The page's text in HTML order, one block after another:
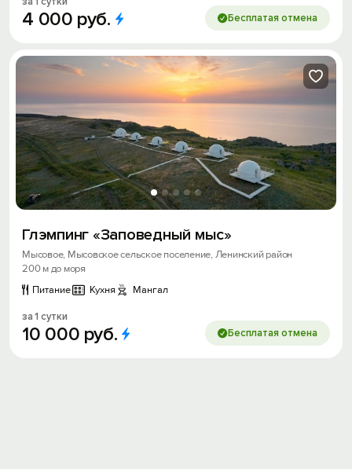
4 000 руб. Бесплатая отмена
Глэмпинг «Заповедный мыс»
Мысовое, Мысовское сельское поселение, Ленинский район
200 м до моря
Питание
Кухня Мангал
за 1 сутки
10 000 руб. Бесплатая отмена
Вход на сайт
Войти или Зарегистрироваться